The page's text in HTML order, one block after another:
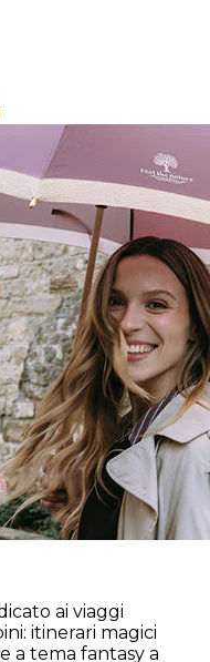
ai viaggi
itinerari magici
a tema fantasy a